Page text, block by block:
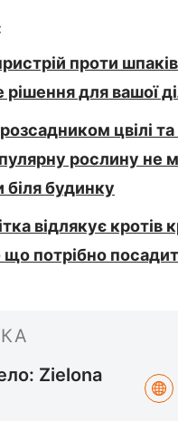
проти шпаків
рішення для вашої
цвілі та
рослину не
біля будинку
відлякує кротів
що потрібно
Zielona